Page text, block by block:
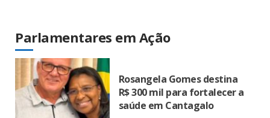
Parlamentares em Ação
Rosangela Gomes destina
R$ 300 mil para fortalecer a
saúde em Cantagalo